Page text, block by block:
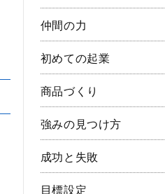
仲間の力
初めての起業
商品づくり
強みの見つけ方
成功と失敗
目標設定